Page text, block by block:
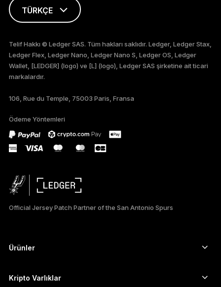
TÜRKÇE
FRANÇAIS
DEUTSCH
PORTUGUÊS
ESPAÑOL
РУССКИЙ
日本語
Telif Hakkı © Ledger SAS. Tüm hakları saklıdır. Ledger, Ledger Stax,
Ledger Flex, Ledger Nano, Ledger Nano S, Ledger OS, Ledger
Wallet, [LEDGER] (logo) ve [L] (logo), Ledger SAS şirketine ait ticari
markalardır.
106, Rue du Temple, 75003 Paris, Fransa
Ödeme Yöntemleri
Official Jersey Patch Partner of the San Antonio Spurs
Ürünler
Donanım Cüzdan
Kripto Varlıklar